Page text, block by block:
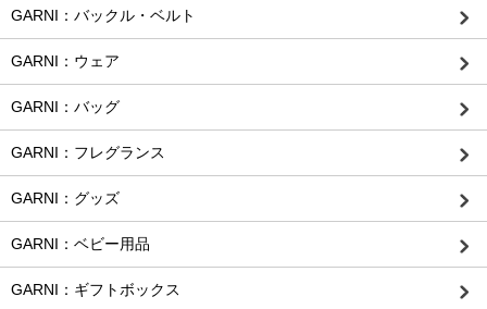
GARNI：バックル・ベルト
GARNI：ウェア
GARNI：バッグ
GARNI：フレグランス
GARNI：グッズ
GARNI：ベビー用品
GARNI：ギフトボックス